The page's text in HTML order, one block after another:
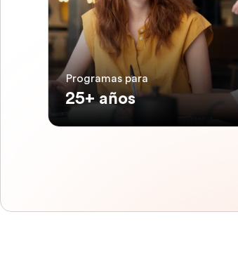
Programas para
25+ años